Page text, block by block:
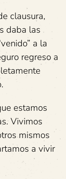
clausura,
daba las
a la
regreso a
estamos
Vivimos
mismos
a vivir